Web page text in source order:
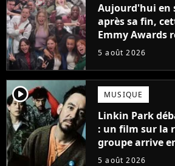
Aujourd'hui en
après sa fin,
Emmy Awards
suite...
5 août 2026
player2 MUSIQUE
Linkin Park
: un film sur la
groupe arrive
5 août 2026